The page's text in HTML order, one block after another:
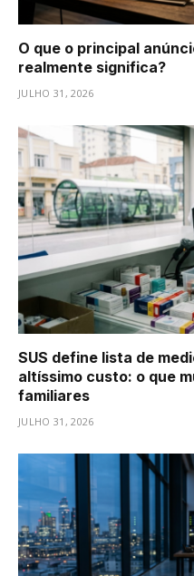
O que o principal
realmente significa?
JULHO 31, 2026
SUS define lista de
altíssimo custo: o que
familiares
JULHO 31, 2026